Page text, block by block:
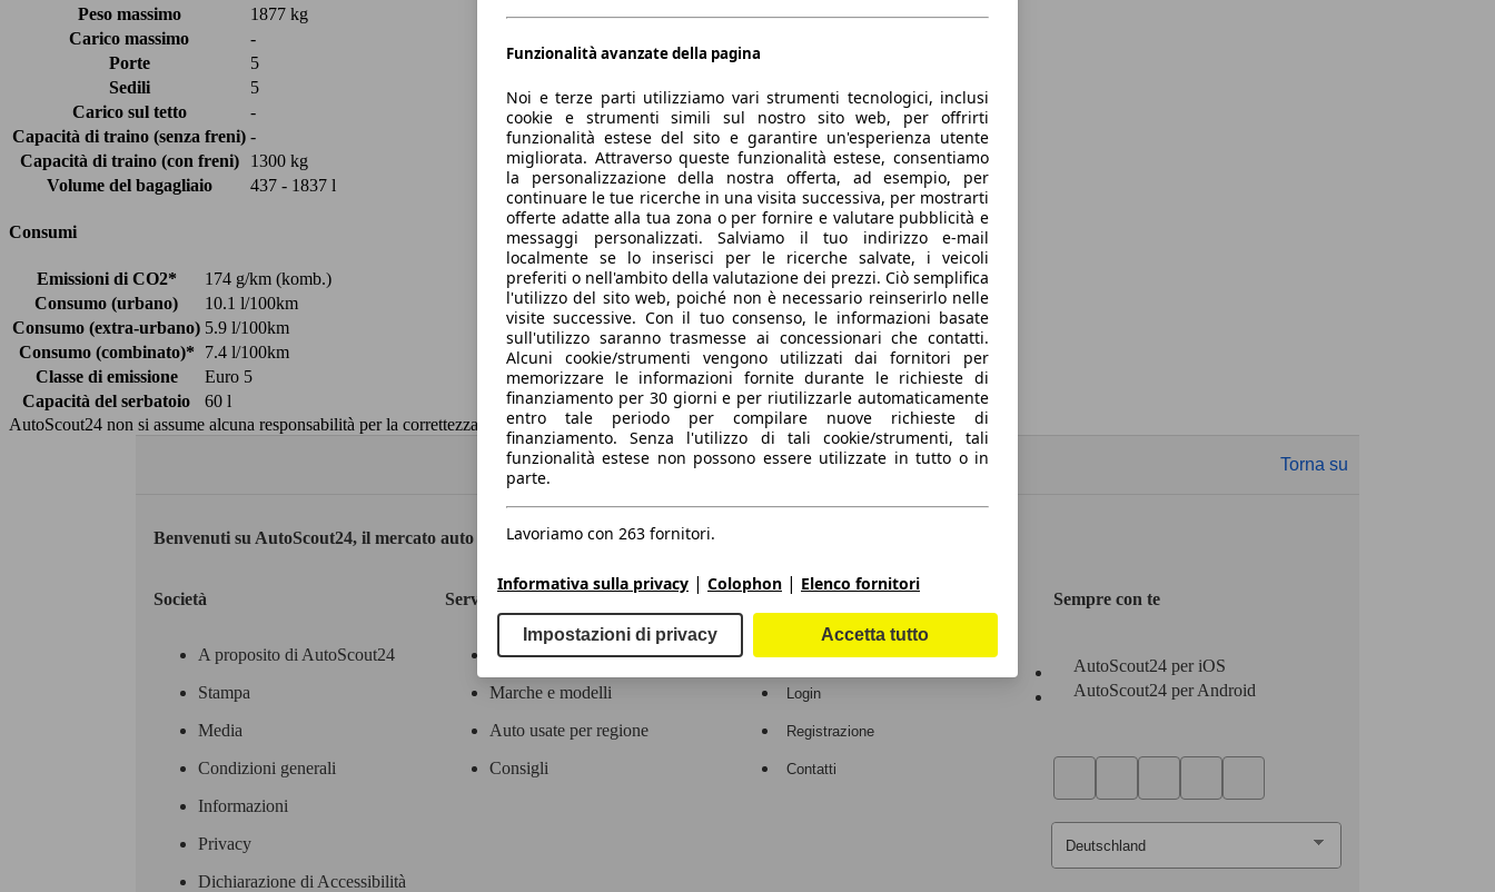
Peso massimo
1877 kg
Carico massimo
-
Porte
5
Sedili
5
Carico sul tetto
-
Capacità di traino (senza freni) -
Capacità di traino (con freni)
1300 kg
Volume del bagagliaio
437 - 1837 l
Consumi
Emissioni di CO2*
174 g/km (komb.)
Consumo (urbano)
10.1 l/100km
Consumo (extra-urbano) 5.9 l/100km
Consumo (combinato)*
7.4 l/100km
Classe di emissione
Euro 5
Capacità del serbatoio
60 l
AutoScout24 non si assume alcuna responsabilità per la correttezza dei dati.
Torna su
Benvenuti su AutoScout24, il mercato auto europeo.
Società
A proposito di AutoScout24
Stampa
Media
Condizioni generali
Informazioni
Privacy
Dichiarazione di Accessibilità
Servizi
Contatti
Marche e modelli
Auto usate per regione
Consigli
Area rivenditori
Servizi per i dealer
Login
Registrazione
Contatti
Sempre con te
AutoScout24 per iOS
AutoScout24 per Android
Funzionalità avanzate della pagina
Noi e terze parti utilizziamo vari strumenti tecnologici, inclusi
cookie e strumenti simili sul nostro sito web, per offrirti
funzionalità estese del sito e garantire un'esperienza utente
migliorata. Attraverso queste funzionalità estese, consentiamo
la personalizzazione della nostra offerta, ad esempio, per
continuare le tue ricerche in una visita successiva, per mostrarti
offerte adatte alla tua zona o per fornire e valutare pubblicità e
messaggi personalizzati. Salviamo il tuo indirizzo e-mail
localmente se lo inserisci per le ricerche salvate, i veicoli
preferiti o nell'ambito della valutazione dei prezzi. Ciò semplifica
l'utilizzo del sito web, poiché non è necessario reinserirlo nelle
visite successive. Con il tuo consenso, le informazioni basate
sull'utilizzo saranno trasmesse ai concessionari che contatti.
Alcuni cookie/strumenti vengono utilizzati dai fornitori per
memorizzare le informazioni fornite durante le richieste di
finanziamento per 30 giorni e per riutilizzarle automaticamente
entro tale periodo per compilare nuove richieste di
finanziamento. Senza l'utilizzo di tali cookie/strumenti, tali
funzionalità estese non possono essere utilizzate in tutto o in
parte.
Lavoriamo con 263 fornitori.
Informativa sulla privacy | Colophon | Elenco fornitori
Impostazioni di privacy Accetta tutto